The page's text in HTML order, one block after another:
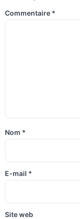
Commentaire *
Nom *
E-mail *
Site web